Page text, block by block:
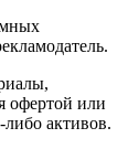
офертой или
активов.